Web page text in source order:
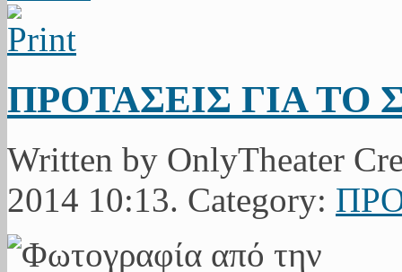
ΠΡΟΤΑΣΕΙΣ ΓΙΑ ΤΟ
Written by OnlyTheater
2014 10:13. Category: